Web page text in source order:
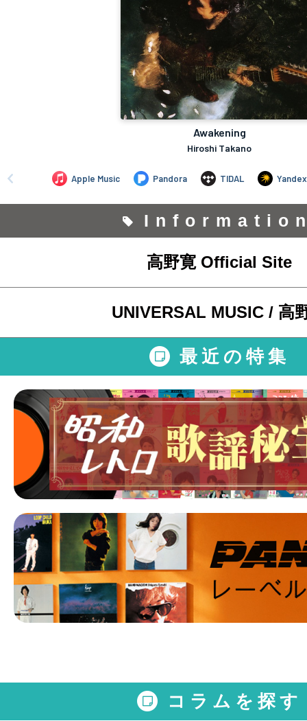
高野寛 Official Site
UNIVERSAL MUSIC / 高
最近の特集
コラムを探す